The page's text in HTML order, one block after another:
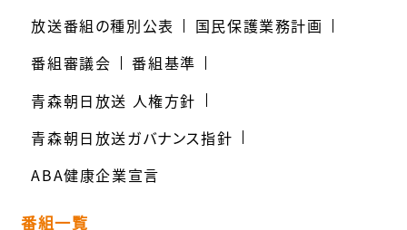
放送番組の種別公表
国民保護業務計画
番組審議会
番組基準
青森朝日放送 人権方針
青森朝日放送ガバナンス指針
ABA健康企業宣言
番組一覧